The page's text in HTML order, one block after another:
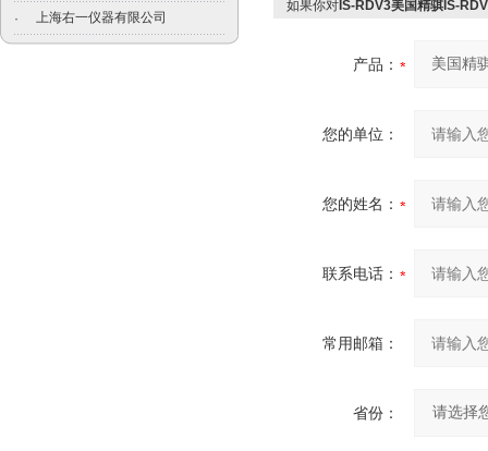
· 上海右一仪器有限公司
如果你对IS-RDV3美国精骐IS-
产品：
您的单位：
您的姓名：
联系电话：
常用邮箱：
省份：